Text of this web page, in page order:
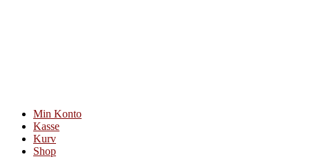
Min Konto
Kasse
Kurv
Shop